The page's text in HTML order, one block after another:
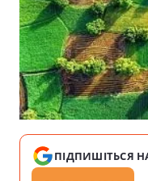
ПІДПИШІТЬСЯ